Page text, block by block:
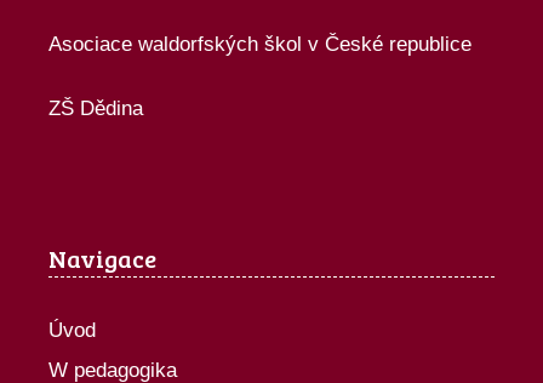
Asociace waldorfských škol v České republice
ZŠ Dědina
Navigace
Úvod
W pedagogika